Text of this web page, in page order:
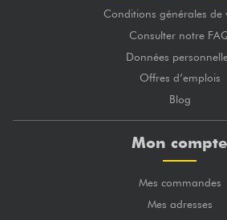
Conditions générales de
Consulter notre
Données
Offres d’emplois
Blog
Mon compte
Mes commandes
Mes adresses